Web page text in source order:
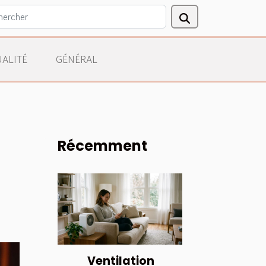
GÉNÉRAL
Récemment
Ventilation